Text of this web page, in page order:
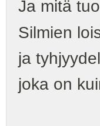
Ja mitä
Silmien
ja
joka on